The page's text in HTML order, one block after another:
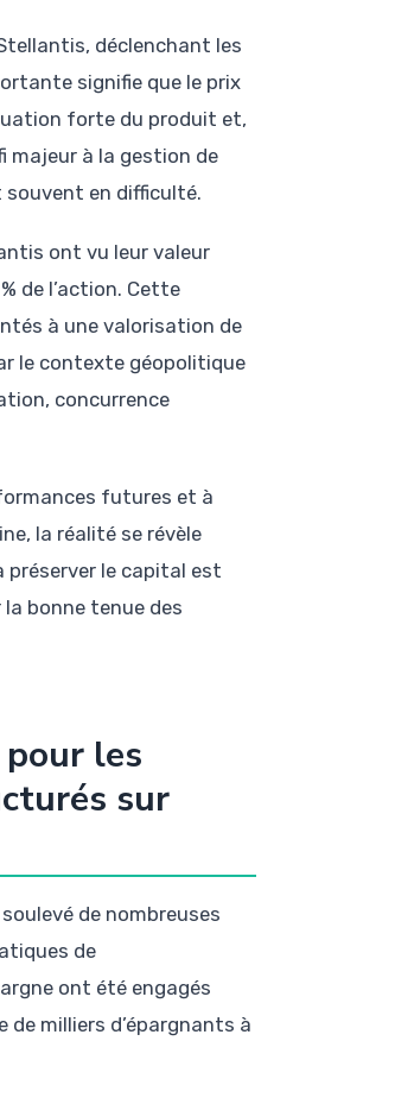
déclenchant les
signifie que le prix
forte du produit et,
majeur à la gestion de
en difficulté.
ont vu leur valeur
de l’action. Cette
à une valorisation de
le contexte géopolitique
concurrence
futures et à
la réalité se révèle
préserver le capital est
bonne tenue des
les
sur
de nombreuses
de
ont été engagés
milliers d’épargnants à